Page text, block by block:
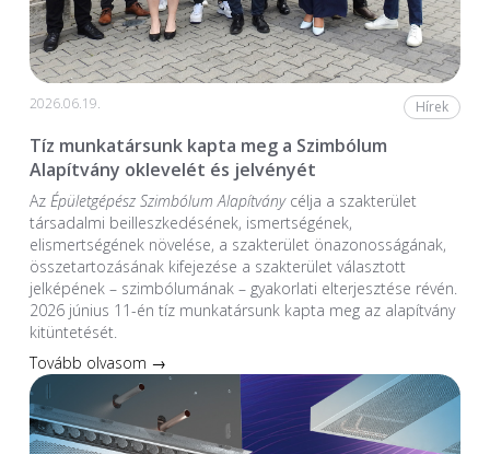
2026.06.19. Hírek
Tíz munkatársunk kapta meg a Szimbólum
Alapítvány oklevelét és jelvényét
Az Épületgépész Szimbólum Alapítványcélja a szakterület
társadalmi beilleszkedésének, ismertségének,
elismertségének növelése, a szakterület önazonosságának,
összetartozásának kifejezése a szakterület választott
jelképének – szimbólumának – gyakorlati elterjesztése révén.
2026 június 11-én tíz munkatársunk kapta meg az alapítvány
kitüntetését.
Tovább olvasom →